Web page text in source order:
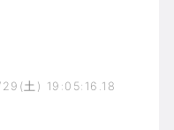
土) 19:05:16.18